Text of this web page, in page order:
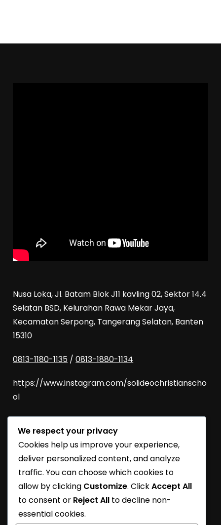
Nusa Loka, Jl. Batam Blok J11 kavling 02, Sektor 14.4
Selatan BSD, Kelurahan Rawa Mekar Jaya,
Kecamatan Serpong, Tangerang Selatan, Banten
15310
0813-1180-1135 /0813-1880-1134
https://www.instagram.com/solideochristianscho
ol
SoliDEO Open House 2027/2028 | BSD
SoliDEO High School Raih Kelulusan 100% untuk
Angkatan 2026
SoliDEO School Turns 31
Learning Journey
We respect your privacy
Cookies help us improve your experience,
deliver personalized content, and analyze
traffic. You can choose which cookies to
allow by clicking Customize. ClickAccept All
to consent or Reject All to decline non-
essential cookies.